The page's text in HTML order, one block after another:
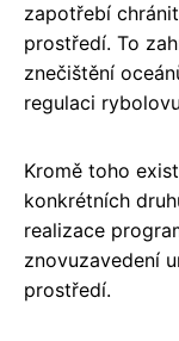
zapotřebí
prostředí. To
znečištění
regulaci
Kromě toho
konkrétních
realizace
znovuzavedení
prostředí.